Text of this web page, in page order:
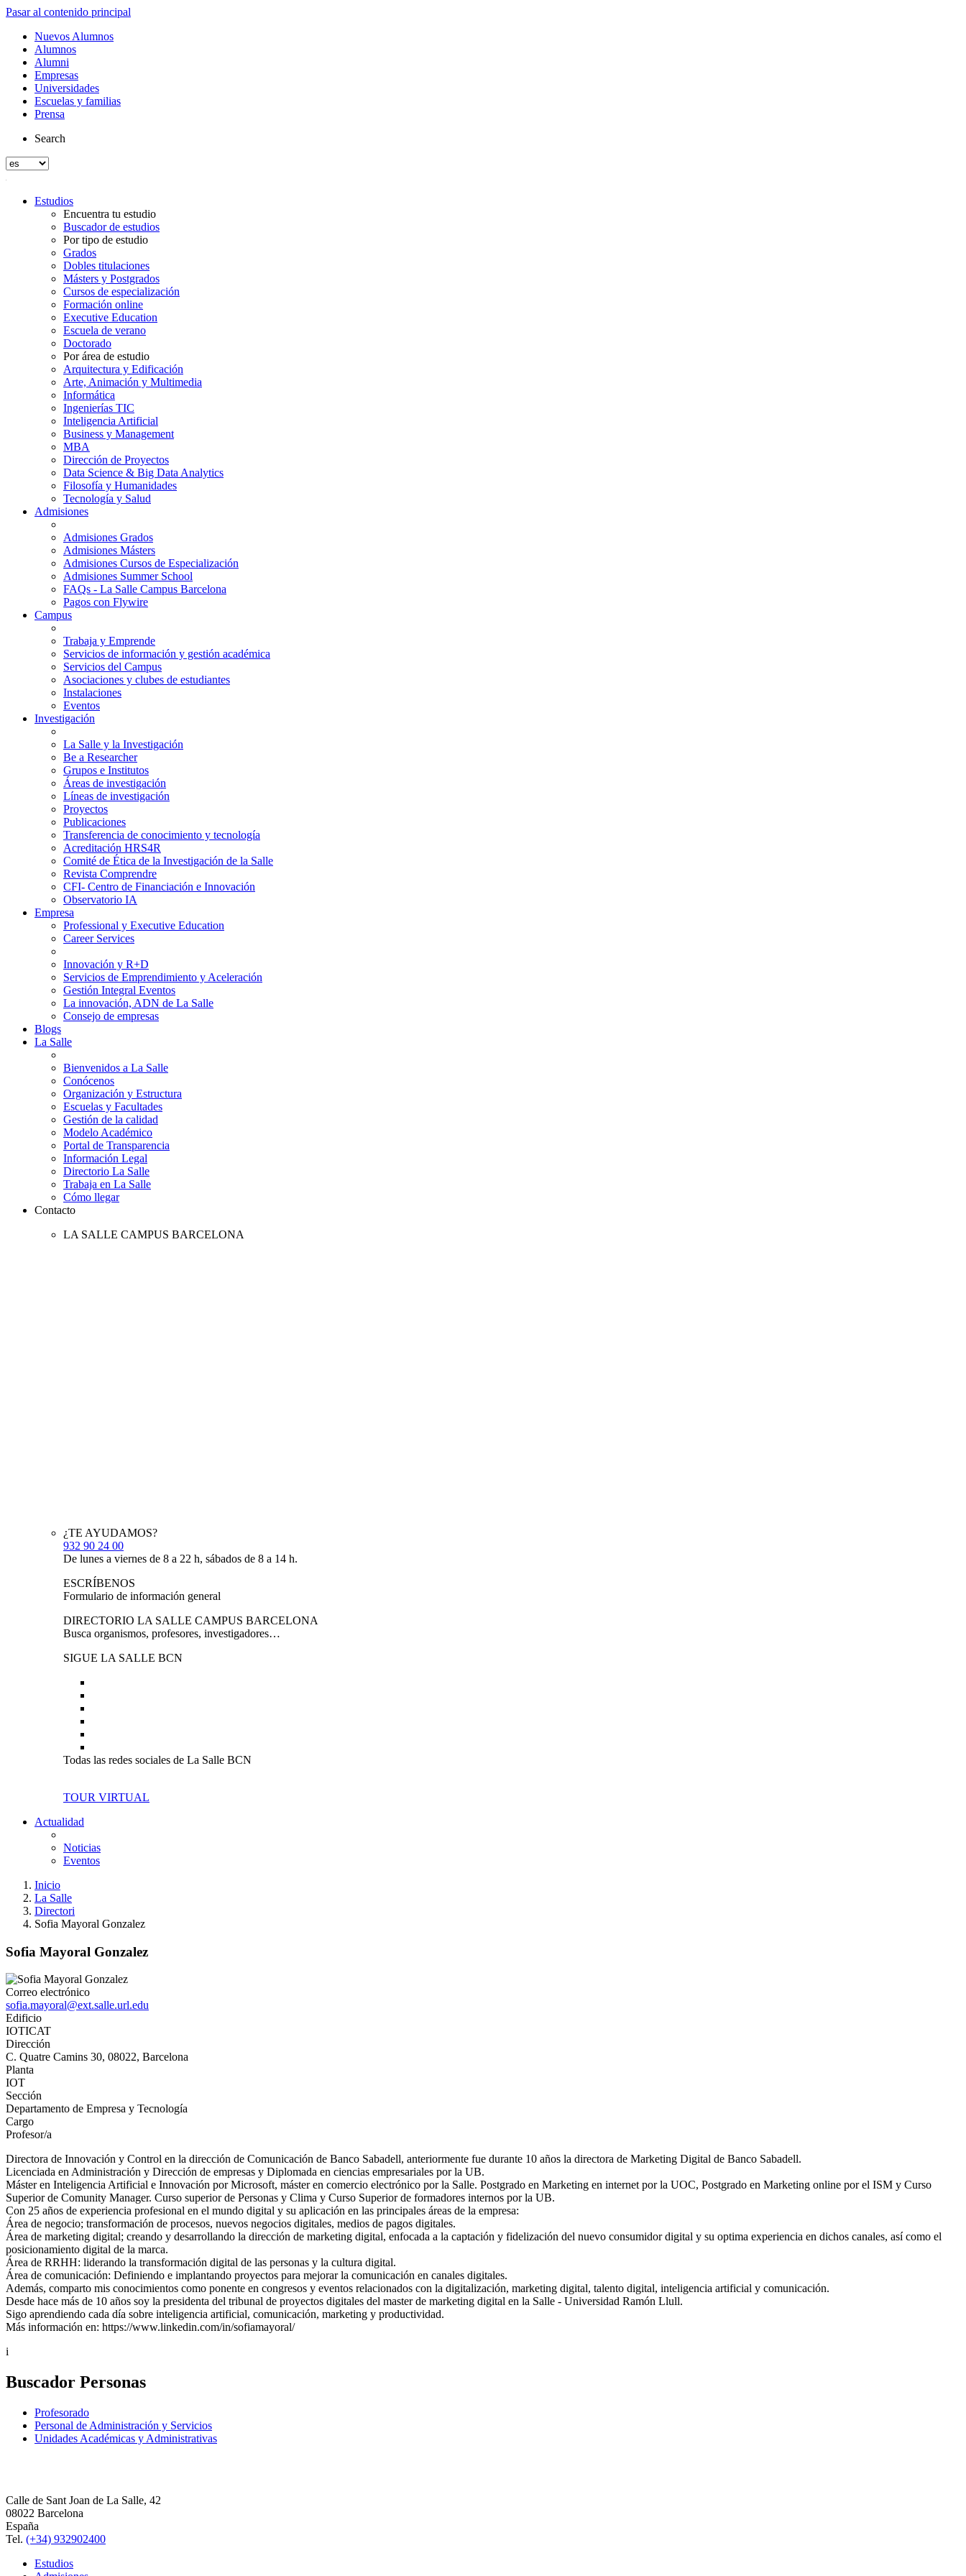
Pasar al contenido principal
Nuevos Alumnos
Alumnos
Alumni
Empresas
Universidades
Escuelas y familias
Prensa
Search
Estudios
Encuentra tu estudio
Buscador de estudios
Por tipo de estudio
Grados
Dobles titulaciones
Másters y Postgrados
Cursos de especialización
Formación online
Executive Education
Escuela de verano
Doctorado
Por área de estudio
Arquitectura y Edificación
Arte, Animación y Multimedia
Informática
Ingenierías TIC
Inteligencia Artificial
Business y Management
MBA
Dirección de Proyectos
Data Science & Big Data Analytics
Filosofía y Humanidades
Tecnología y Salud
Admisiones
Admisiones Grados
Admisiones Másters
Admisiones Cursos de Especialización
Admisiones Summer School
FAQs - La Salle Campus Barcelona
Pagos con Flywire
Campus
Trabaja y Emprende
Servicios de información y gestión académica
Servicios del Campus
Asociaciones y clubes de estudiantes
Instalaciones
Eventos
Investigación
La Salle y la Investigación
Be a Researcher
Grupos e Institutos
Áreas de investigación
Líneas de investigación
Proyectos
Publicaciones
Transferencia de conocimiento y tecnología
Acreditación HRS4R
Comité de Ética de la Investigación de la Salle
Revista Comprendre
CFI- Centro de Financiación e Innovación
Observatorio IA
Empresa
Professional y Executive Education
Career Services
Innovación y R+D
Servicios de Emprendimiento y Aceleración
Gestión Integral Eventos
La innovación, ADN de La Salle
Consejo de empresas
Blogs
La Salle
Bienvenidos a La Salle
Conócenos
Organización y Estructura
Escuelas y Facultades
Gestión de la calidad
Modelo Académico
Portal de Transparencia
Información Legal
Directorio La Salle
Trabaja en La Salle
Cómo llegar
Contacto
LA SALLE CAMPUS BARCELONA
¿TE AYUDAMOS?
932 90 24 00
De lunes a viernes de 8 a 22 h, sábados de 8 a 14 h.
ESCRÍBENOS
Formulario de información general
DIRECTORIO LA SALLE CAMPUS BARCELONA
Busca organismos, profesores, investigadores…
SIGUE LA SALLE BCN
Todas las redes sociales de La Salle BCN
TOUR VIRTUAL
Actualidad
Noticias
Eventos
Inicio
La Salle
Directori
Sofia Mayoral Gonzalez
Sofia Mayoral Gonzalez
Correo electrónico
sofia.mayoral@ext.salle.url.edu
Edificio
IOTICAT
Dirección
C. Quatre Camins 30, 08022, Barcelona
Planta
IOT
Sección
Departamento de Empresa y Tecnología
Cargo
Profesor/a
Directora de Innovación y Control en la dirección de Comunicación de Banco Sabadell, anteriormente fue durante 10 años la directora de Marketing Digital de Banco Sabadell.
Licenciada en Administración y Dirección de empresas y Diplomada en ciencias empresariales por la UB.
Máster en Inteligencia Artificial e Innovación por Microsoft, máster en comercio electrónico por la Salle. Postgrado en Marketing en internet por la UOC, Postgrado en Marketing online por el ISM y Curso
Superior de Comunity Manager. Curso superior de Personas y Clima y Curso Superior de formadores internos por la UB.
Con 25 años de experiencia profesional en el mundo digital y su aplicación en las principales áreas de la empresa:
Área de negocio; transformación de procesos, nuevos negocios digitales, medios de pagos digitales.
Área de marketing digital; creando y desarrollando la dirección de marketing digital, enfocada a la captación y fidelización del nuevo consumidor digital y su optima experiencia en dichos canales, así como el
posicionamiento digital de la marca.
Área de RRHH: liderando la transformación digital de las personas y la cultura digital.
Área de comunicación: Definiendo e implantando proyectos para mejorar la comunicación en canales digitales.
Además, comparto mis conocimientos como ponente en congresos y eventos relacionados con la digitalización, marketing digital, talento digital, inteligencia artificial y comunicación.
Desde hace más de 10 años soy la presidenta del tribunal de proyectos digitales del master de marketing digital en la Salle - Universidad Ramón Llull.
Sigo aprendiendo cada día sobre inteligencia artificial, comunicación, marketing y productividad.
Más información en: https://www.linkedin.com/in/sofiamayoral/
i
Buscador Personas
Profesorado
Personal de Administración y Servicios
Unidades Académicas y Administrativas
Calle de Sant Joan de La Salle, 42
08022 Barcelona
España
Tel. (+34) 932902400
Estudios